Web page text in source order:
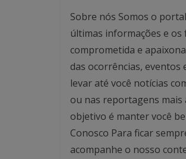
Sobre nós Somos o
últimas informações e os
comprometida e
das ocorrências, eventos
levar até você notícias
ou nas reportagens
objetivo é manter você
Conosco Para ficar
acompanhe o nosso